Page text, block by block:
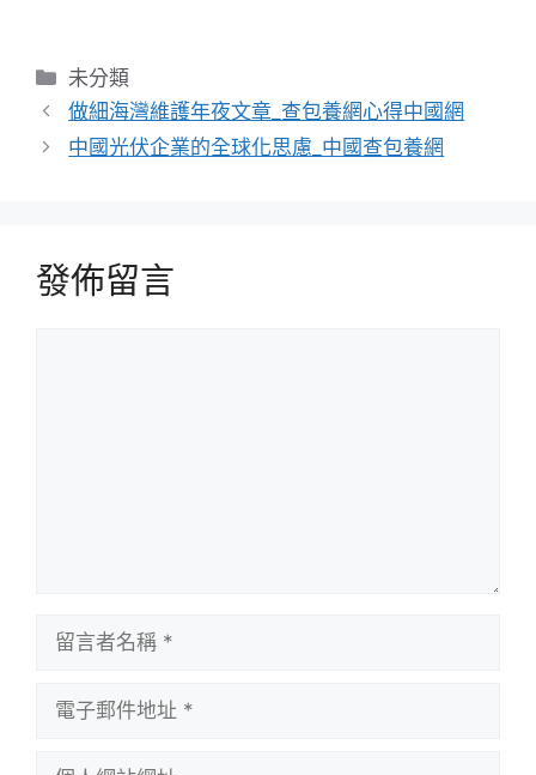
分
類
未分類
做細海灣維護年夜文章_查包養網心得中國網
中國光伏企業的全球化思慮_中國查包養網
發佈留言